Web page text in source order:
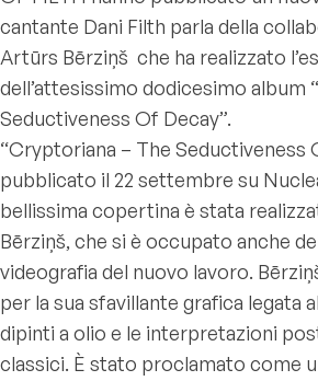
cantante Dani Filth parla della
Artūrs Bērziņš che ha realizzato
dell’attesissimo dodicesimo album
Seductiveness Of Decay”.
“Cryptoriana – The Seductiveness
pubblicato il 22 settembre su
bellissima copertina è stata
Bērziņš, che si è occupato anche
videografia del nuovo lavoro.
per la sua sfavillante grafica legata
dipinti a olio e le interpretazioni
classici. È stato proclamato come